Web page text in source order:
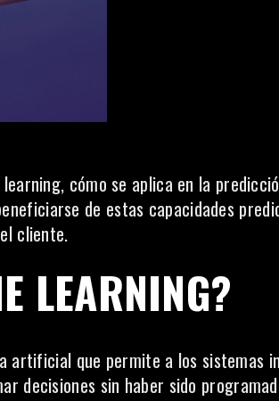
cómo se aplica en la
de estas capacidades
cliente.
LEARNING?
artificial que permite a los sistemas
decisiones sin haber sido